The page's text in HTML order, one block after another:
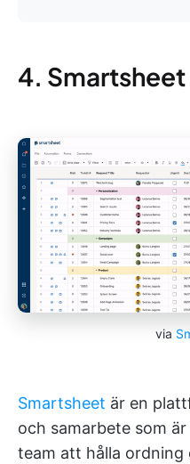
4. Smartsheet
via
Smartsheet är en
och samarbete som
team att hålla